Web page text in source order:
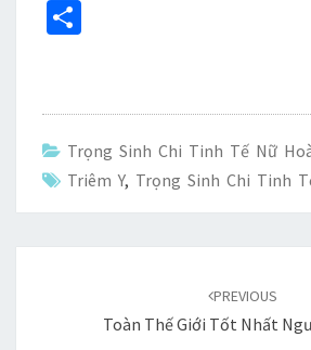
es
s
o
k
t
r
e
Trọng Sinh Chi Tinh Tế Nữ
Triêm Y, Trọng Sinh Chi Tinh
PREVIOUS
Toàn Thế Giới Tốt Nhất